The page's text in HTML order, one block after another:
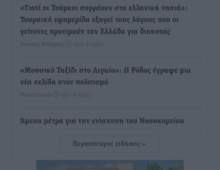
«Γιατί οι Τούρκοι συρρέουν στα ελληνικά νησιά»:
Τουρκική εφημερίδα εξηγεί τους λόγους που οι
γείτονες προτιμούν την Ελλάδα για διακοπές
Τοπικές Ειδήσεις πριν 3 ώρες
«Μουσικό Ταξίδι στο Αιγαίο»: Η Ρόδος έγραψε μια
νέα σελίδα στον πολιτισμό
Πολιτιστικά πριν 4 ώρες
Άμεσα μέτρα για την ενίσχυση του Νοσοκομείου
ανακοίνωσε ο Άδωνις Γεωργιάδης
Περισσότερες ειδήσεις